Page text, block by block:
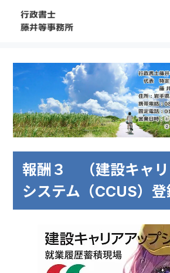
報酬３ （建設キャ
システム（CCUS）登